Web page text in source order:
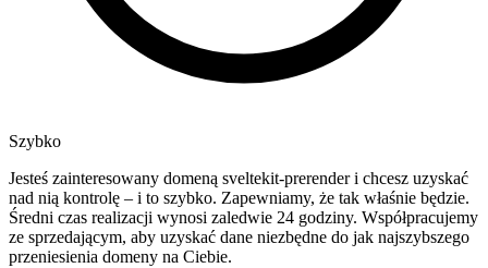
Szybko
Jesteś zainteresowany domeną sveltekit-prerender i chcesz uzyskać
nad nią kontrolę – i to szybko. Zapewniamy, że tak właśnie będzie.
Średni czas realizacji wynosi zaledwie 24 godziny. Współpracujemy
ze sprzedającym, aby uzyskać dane niezbędne do jak najszybszego
przeniesienia domeny na Ciebie.